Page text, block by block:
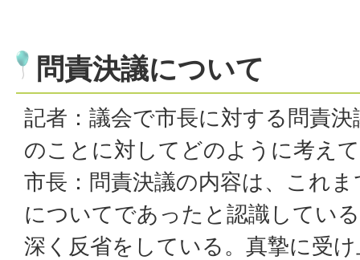
問責決議について
記者：議会で市長に対する問責
のことに対してどのように考え
市長：問責決議の内容は、これ
についてであったと認識してい
深く反省をしている。真摯に受